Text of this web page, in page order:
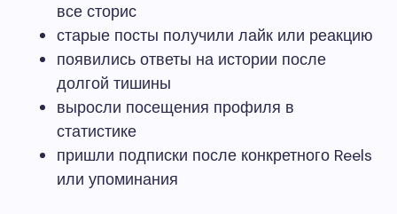
все сторис
старые посты получили лайк или реакцию
появились ответы на истории после
долгой тишины
выросли посещения профиля в
статистике
пришли подписки после конкретного Reels
или упоминания